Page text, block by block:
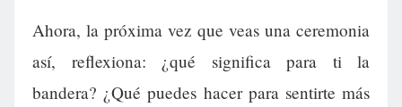
Ahora, la próxima vez que veas una ceremonia
así, reflexiona: ¿qué significa para ti la
bandera? ¿Qué puedes hacer para sentirte más